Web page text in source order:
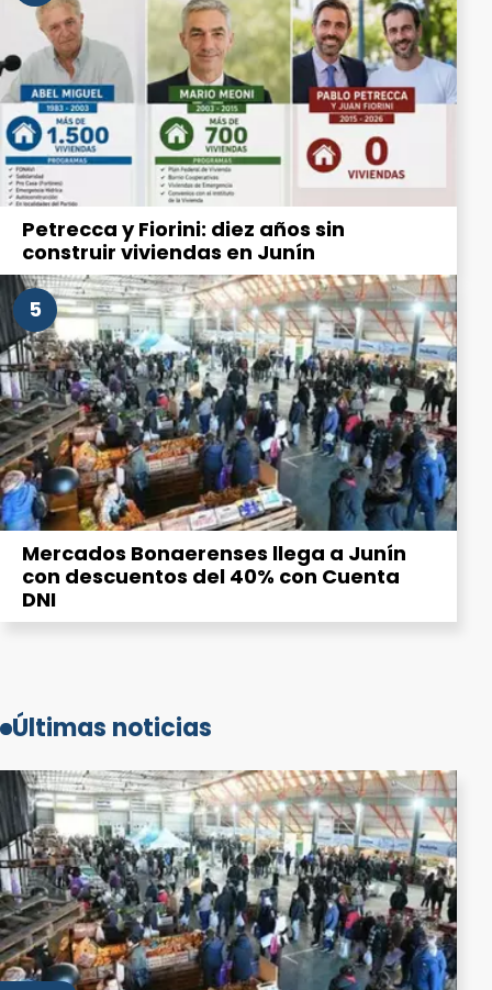
Petrecca y Fiorini: diez años sin
construir viviendas en Junín
5
Mercados Bonaerenses llega a Junín
con descuentos del 40% con Cuenta
DNI
Últimas noticias